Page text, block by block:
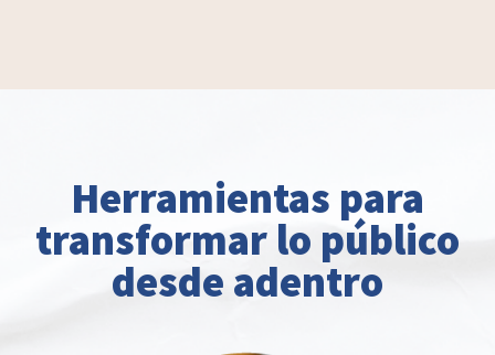
Herramientas para
transformar lo público
desde adentro